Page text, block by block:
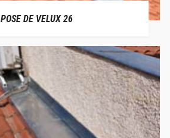
POSE DE VELUX 26